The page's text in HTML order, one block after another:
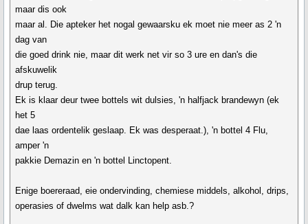
maar dis ook
maar al. Die apteker het nogal gewaarsku ek moet nie meer as 2 'n
dag van
die goed drink nie, maar dit werk net vir so 3 ure en dan's die
afskuwelik
drup terug.
Ek is klaar deur twee bottels wit dulsies, 'n halfjack brandewyn (ek
het 5
dae laas ordentelik geslaap. Ek was desperaat.), 'n bottel 4 Flu,
amper 'n
pakkie Demazin en 'n bottel Linctopent.
Enige boereraad, eie ondervinding, chemiese middels, alkohol, drips,
operasies of dwelms wat dalk kan help asb.?